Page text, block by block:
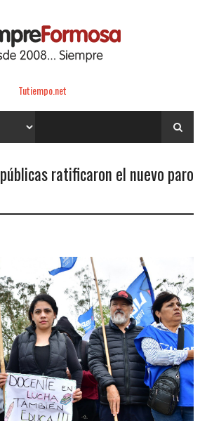
Tutiempo.net
ratificaron el nuevo paro